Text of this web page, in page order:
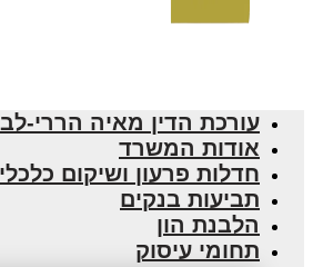
עורכת הדין מאיה הררי-לביא
אודות המשרד
חדלות פרעון ושיקום כלכלי
תביעות בנקים
הלבנת הון
תחומי עיסוק